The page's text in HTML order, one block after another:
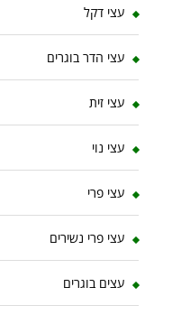
עצי דקל
עצי הדר בוגרים
עצי זית
עצי נוי
עצי פרי
עצי פרי נשירים
עצים בוגרים